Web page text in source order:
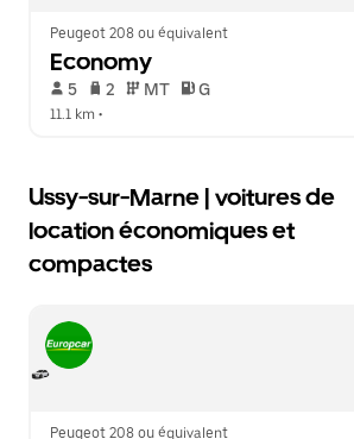
calendrier.
Peugeot 208 ou équivalent
Economy
5 2 MT G
11.1 km •
Ussy-sur-Marne | voitures de
location économiques et
compactes
Peugeot 208 ou équivalent